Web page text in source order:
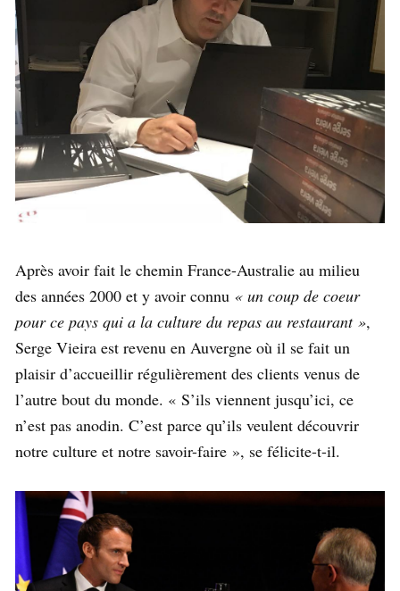
Après avoir fait le chemin France-Australie au milieu
des années 2000 et y avoir connu « un coup de coeur
pour ce pays qui a la culture du repas au restaurant »,
Serge Vieira est revenu en Auvergne où il se fait un
plaisir d’accueillir régulièrement des clients venus de
l’autre bout du monde. « S’ils viennent jusqu’ici, ce
n’est pas anodin. C’est parce qu’ils veulent découvrir
notre culture et notre savoir-faire », se félicite-t-il.